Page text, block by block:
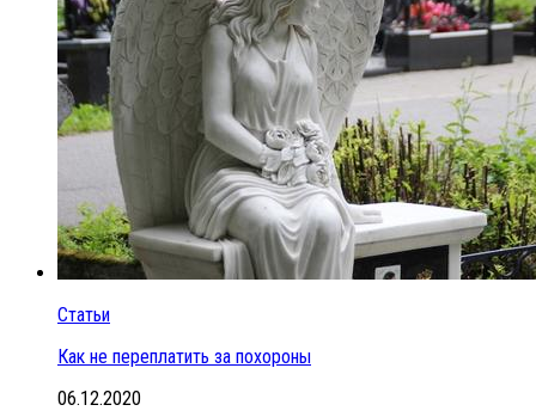
Статьи
Как не переплатить за похороны
06.12.2020